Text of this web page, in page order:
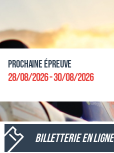
Prochaine épreuve
28/08/2026 - 30/08/2026
Billetterie en ligne